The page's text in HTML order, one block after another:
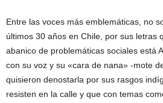
Entre las voces más emblemáticas, no
últimos 30 años en Chile, por sus letras
abanico de problemáticas sociales está
con su voz y su «cara de nana» -mote
quisieron denostarla por sus rasgos
resisten en la calle y que con temas